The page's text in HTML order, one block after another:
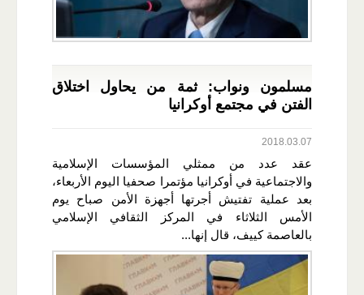
مسلمون ونواب: ثمة من يحاول اختلاق
الفتن في مجتمع أوكرانيا
2018.03.07
عقد عدد من ممثلي المؤسسات الإسلامية
والاجتماعية في أوكرانيا مؤتمرا صحفيا اليوم الأربعاء،
بعد عملية تفتيش أجرتها أجهزة الأمن صباح يوم
الأمس الثلاثاء في المركز الثقافي الإسلامي
بالعاصمة كييف، قال إنها...